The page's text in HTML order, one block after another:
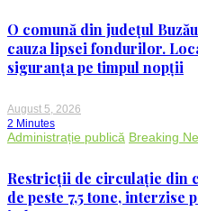
O comună din județul
cauza lipsei fondurilor.
siguranța pe timpul nopții
August 5, 2026
2 Minutes
Administrație publică Breaking
Restricții de circulație din
de peste 7,5 tone,